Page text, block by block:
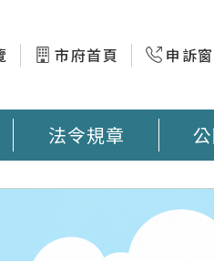
市府首頁 申訴
法令規章
測器地圖 臺南市公廁地